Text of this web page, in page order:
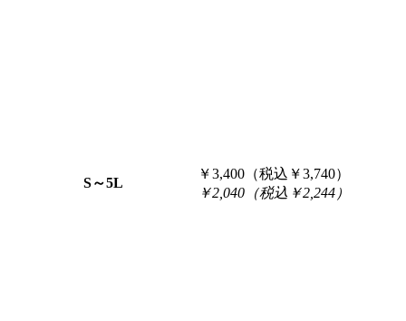
S～5L
￥3,400（税込￥3,740）
￥2,040（税込￥2,244）